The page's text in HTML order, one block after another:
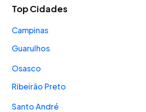
Top Cidades
Campinas
Guarulhos
Osasco
Ribeirão Preto
Santo André